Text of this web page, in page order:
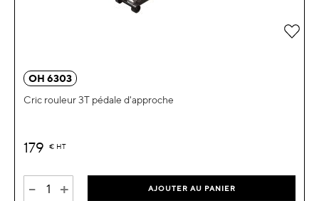
OH 6303
Cric rouleur 3T pédale d'approche
179 € HT
- + AJOUTER AU PANIER